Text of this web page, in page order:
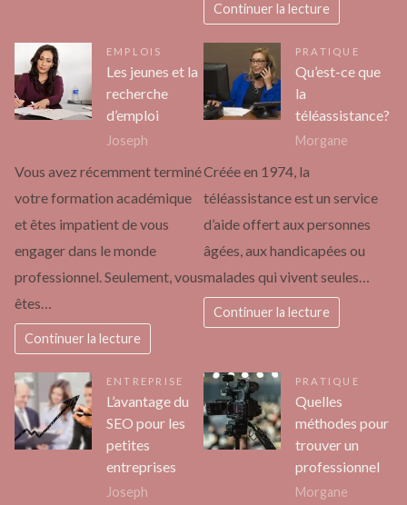
Continuer la lecture
EMPLOIS
Les jeunes et la
recherche
d’emploi
Joseph
Vous avez récemment terminé
votre formation académique
et êtes impatient de vous
engager dans le monde
professionnel. Seulement, vous
êtes…
Continuer la lecture
PRATIQUE
Qu’est-ce que
la
téléassistance?
Morgane
Créée en 1974, la
téléassistance est un service
d’aide offert aux personnes
âgées, aux handicapées ou
malades qui vivent seules…
Continuer la lecture
ENTREPRISE
L’avantage du
SEO pour les
petites
entreprises
Joseph
PRATIQUE
Quelles
méthodes pour
trouver un
professionnel
Morgane